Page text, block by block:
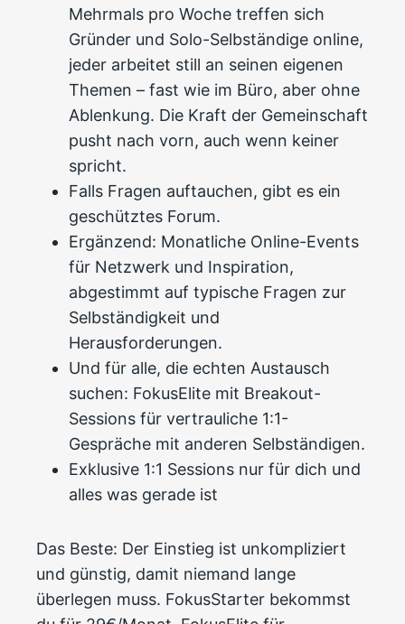
Mehrmals pro Woche treffen sich
Gründer und Solo-Selbständige online,
jeder arbeitet still an seinen eigenen
Themen – fast wie im Büro, aber ohne
Ablenkung. Die Kraft der Gemeinschaft
pusht nach vorn, auch wenn keiner
spricht.
Falls Fragen auftauchen, gibt es ein
geschütztes Forum.
Ergänzend: Monatliche Online-Events
für Netzwerk und Inspiration,
abgestimmt auf typische Fragen zur
Selbständigkeit und
Herausforderungen.
Und für alle, die echten Austausch
suchen: FokusElite mit Breakout-
Sessions für vertrauliche 1:1-
Gespräche mit anderen Selbständigen.
Exklusive 1:1 Sessions nur für dich und
alles was gerade ist
Das Beste: Der Einstieg ist unkompliziert
und günstig, damit niemand lange
überlegen muss. FokusStarter bekommst